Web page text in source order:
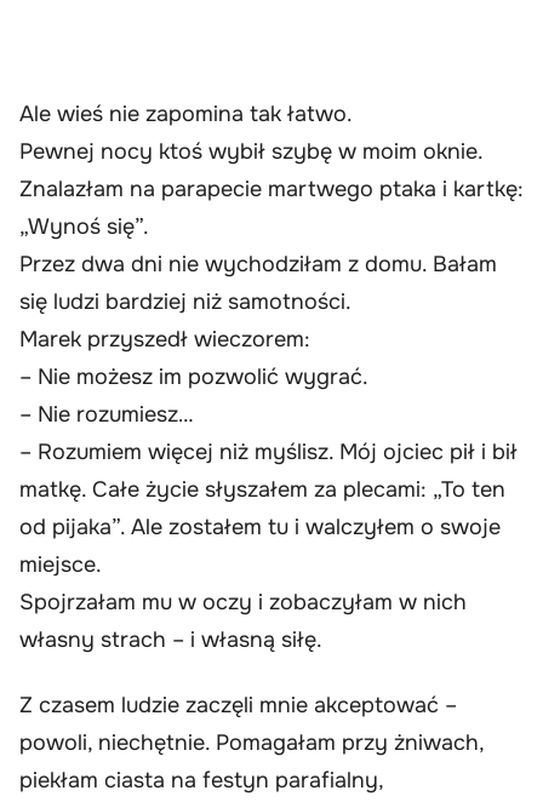
Ale wieś nie zapomina tak łatwo.
Pewnej nocy ktoś wybił szybę w moim oknie.
Znalazłam na parapecie martwego ptaka i kartkę:
„Wynoś się”.
Przez dwa dni nie wychodziłam z domu. Bałam
się ludzi bardziej niż samotności.
Marek przyszedł wieczorem:
– Nie możesz im pozwolić wygrać.
– Nie rozumiesz…
– Rozumiem więcej niż myślisz. Mój ojciec pił i bił
matkę. Całe życie słyszałem za plecami: „To ten
od pijaka”. Ale zostałem tu i walczyłem o swoje
miejsce.
Spojrzałam mu w oczy i zobaczyłam w nich
własny strach – i własną siłę.
Z czasem ludzie zaczęli mnie akceptować –
powoli, niechętnie. Pomagałam przy żniwach,
piekłam ciasta na festyn parafialny,